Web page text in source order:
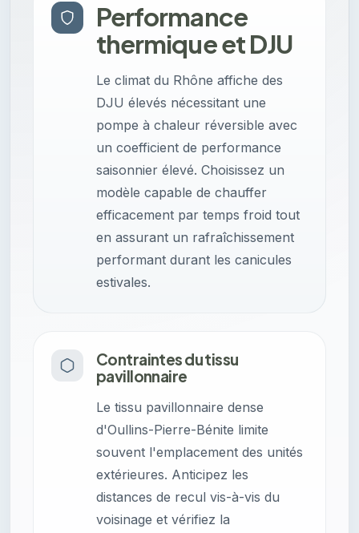
Performance
thermique et DJU
Le climat du Rhône affiche des
DJU élevés nécessitant une
pompe à chaleur réversible avec
un coefficient de performance
saisonnier élevé. Choisissez un
modèle capable de chauffer
efficacement par temps froid tout
en assurant un rafraîchissement
performant durant les canicules
estivales.
Contraintes du tissu
pavillonnaire
Le tissu pavillonnaire dense
d'Oullins-Pierre-Bénite limite
souvent l'emplacement des unités
extérieures. Anticipez les
distances de recul vis-à-vis du
voisinage et vérifiez la